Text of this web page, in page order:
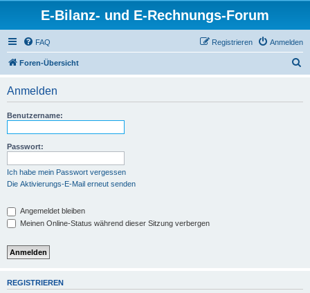
E-Bilanz- und E-Rechnungs-Forum
FAQ Anmelden
Registrieren
Foren-Übersicht
Anmelden
Benutzername:
Passwort:
Ich habe mein Passwort vergessen
Die Aktivierungs-E-Mail erneut senden
Angemeldet bleiben
Meinen Online-Status während dieser Sitzung verbergen
REGISTRIEREN